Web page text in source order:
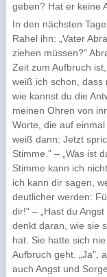
geben? Hat er keine
In den nächsten
Rahel ihn: „Vater
ziehen müssen?"
Zeit zum Aufbruch
weiß ich schon, dass
wie kannst du die
meinen Ohren von
Worte, die auf
weiß dann: Jetzt
Stimme." – „Was ist
Stimme kann ich
ich kann dir sagen,
deutlicher werden:
dir!" – „Hast du
denkt daran, wie sie
hat. Sie hatte sich
Aufbruch geht. „Ja",
auch Angst und